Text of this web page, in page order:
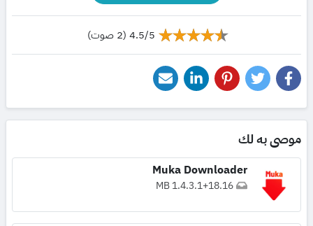
4.5/5 (2 صوت)
موصى به لك
Muka Downloader
1.4.3.1+18.16 MB